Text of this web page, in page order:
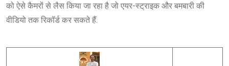
को ऐसे कैमरों से लैस किया जा रहा है जो एयर-स्ट्राइक और बमबारी की
वीडियो तक रिकॉर्ड कर सकते हैं.